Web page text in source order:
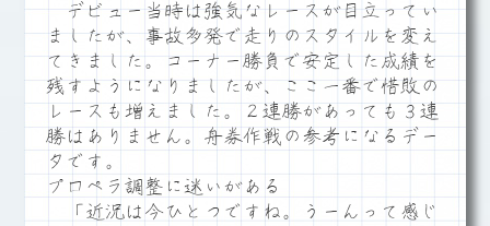
デビュー当時は強気なレースが目立ってい
ましたが、事故多発で走りのスタイルを変え
てきました。コーナー勝負で安定した成績を
残すようになりましたが、ここ一番で惜敗の
レースも増えました。２連勝があっても３連
勝はありません。舟券作戦の参考になるデー
タです。
プロペラ調整に迷いがある
「近況は今ひとつですね。うーんって感じ